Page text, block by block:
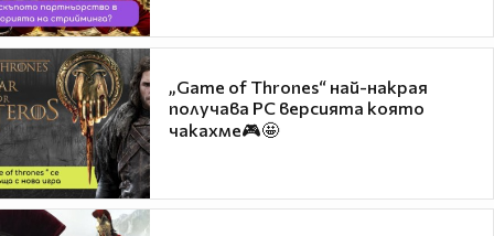
„Game of Thrones“ най-накрая
получава PC версията която
чакахме🎮🤩